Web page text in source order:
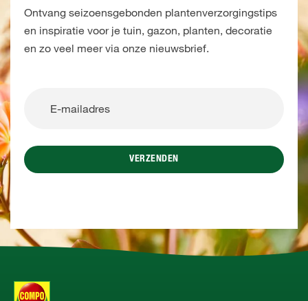
Ontvang seizoensgebonden plantenverzorgingstips
en inspiratie voor je tuin, gazon, planten, decoratie
en zo veel meer via onze nieuwsbrief.
VERZENDEN